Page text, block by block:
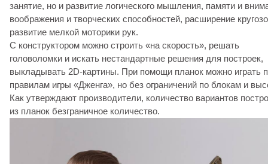
занятие, но и развитие логического мышления, памяти и
воображения и творческих способностей, расширение
развитие мелкой моторики рук.
С конструктором можно строить «на скорость», решать
головоломки и искать нестандартные решения для построек,
выкладывать 2D-картины. При помощи планок можно играть
правилам игры «Дженга», но без ограничений по блокам и
Как утверждают производители, количество вариантов
из планок безграничное количество.